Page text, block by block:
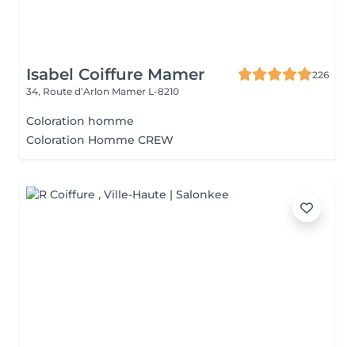
Isabel Coiffure Mamer
226
34, Route d’Arlon Mamer L-8210
Coloration homme
Coloration Homme CREW